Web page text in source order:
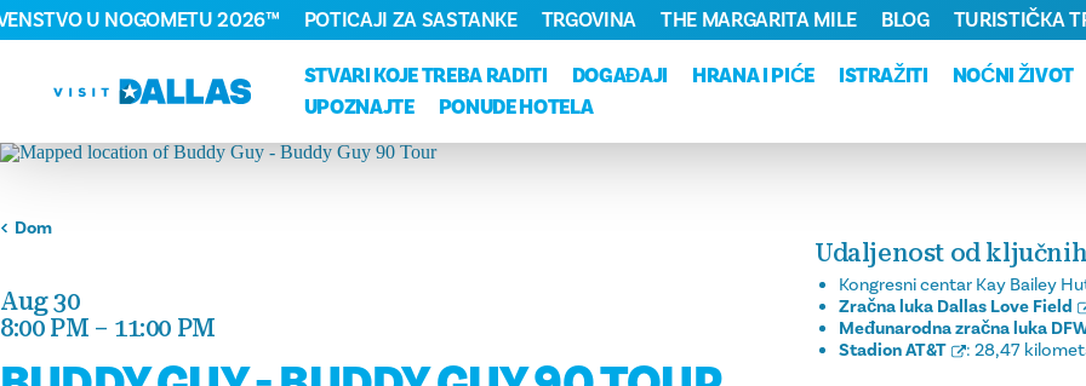
Preskoči na sadržaj
STVARI KOJE TREBA RADITI DOGAĐAJI HRANA I PIĆE ISTRAŽITI
NOĆNI ŽIVOT
UPOZNAJTE
PONUDE HOTELA
U NOGOMETU 2026™ POTICAJI ZA SASTANKE TRGOVINA THE MARGARITA MILE BLOG TURISTIČKA
Dom
Aug 30
8:00 PM – 11:00 PM
Udaljenost od
Kongresni centar Kay Bailey
Zračna luka Dallas Love Field
Međunarodna zračna luka
Stadion AT&T
: 28,47